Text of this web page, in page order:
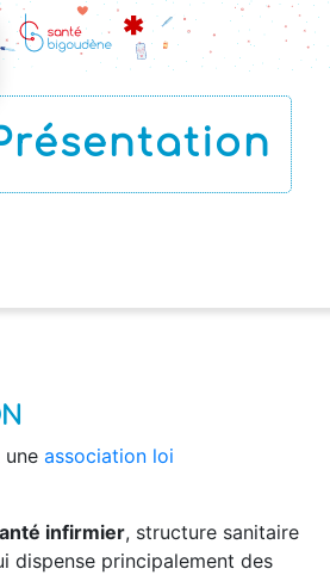
une association loi
infirmier, structure sanitaire
dispense principalement des